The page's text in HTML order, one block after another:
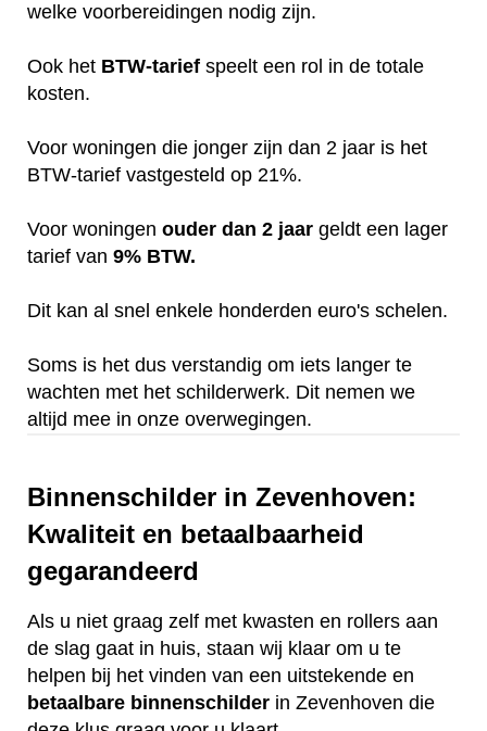
welke voorbereidingen nodig zijn.
Ook het BTW-tarief speelt een rol in de totale
kosten.
Voor woningen die jonger zijn dan 2 jaar is het
BTW-tarief vastgesteld op 21%.
Voor woningen ouder dan 2 jaar geldt een lager
tarief van 9% BTW.
Dit kan al snel enkele honderden euro's schelen.
Soms is het dus verstandig om iets langer te
wachten met het schilderwerk. Dit nemen we
altijd mee in onze overwegingen.
Binnenschilder in Zevenhoven:
Kwaliteit en betaalbaarheid
gegarandeerd
Als u niet graag zelf met kwasten en rollers aan
de slag gaat in huis, staan wij klaar om u te
helpen bij het vinden van een uitstekende en
betaalbare binnenschilder in Zevenhoven die